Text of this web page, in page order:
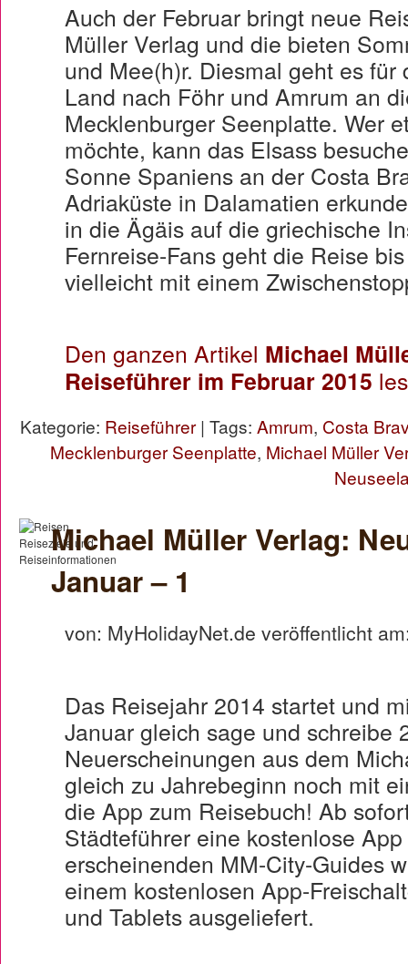
Auch der Februar bringt neue
Müller Verlag und die bieten
und Mee(h)r. Diesmal geht es
Land nach Föhr und Amrum an
Mecklenburger Seenplatte. Wer
möchte, kann das Elsass
Sonne Spaniens an der Costa
Adriaküste in Dalamatien
in die Ägäis auf die griechische
Fernreise-Fans geht die Reise
vielleicht mit einem
Den ganzen Artikel Michael
Reiseführer im Februar 2015
Kategorie: Reiseführer| Tags: Amrum, Costa
Mecklenburger Seenplatte, Michael Müller
Michael Müller Verlag:
Januar – 1
von: MyHolidayNet.de veröffentlicht
Das Reisejahr 2014 startet und
Januar gleich sage und schreibe
Neuerscheinungen aus dem
gleich zu Jahrebeginn noch mit
die App zum Reisebuch! Ab
Städteführer eine kostenlose
erscheinenden MM-City-Guides
einem kostenlosen App-
und Tablets ausgeliefert.